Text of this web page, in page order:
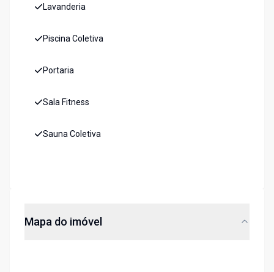
Lavanderia
Piscina Coletiva
Portaria
Sala Fitness
Sauna Coletiva
Mapa do imóvel